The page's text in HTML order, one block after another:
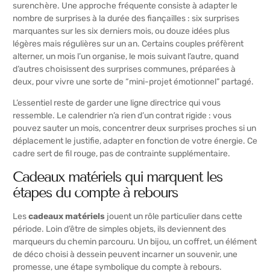
surenchère. Une approche fréquente consiste à adapter le
nombre de surprises à la durée des fiançailles : six surprises
marquantes sur les six derniers mois, ou douze idées plus
légères mais régulières sur un an. Certains couples préfèrent
alterner, un mois l’un organise, le mois suivant l’autre, quand
d’autres choisissent des surprises communes, préparées à
deux, pour vivre une sorte de “mini-projet émotionnel” partagé.
L’essentiel reste de garder une ligne directrice qui vous
ressemble. Le calendrier n’a rien d’un contrat rigide : vous
pouvez sauter un mois, concentrer deux surprises proches si un
déplacement le justifie, adapter en fonction de votre énergie. Ce
cadre sert de fil rouge, pas de contrainte supplémentaire.
Cadeaux matériels qui marquent les
étapes du compte à rebours
Lescadeaux matériels jouent un rôle particulier dans cette
période. Loin d’être de simples objets, ils deviennent des
marqueurs du chemin parcouru. Un bijou, un coffret, un élément
de déco choisi à dessein peuvent incarner un souvenir, une
promesse, une étape symbolique du compte à rebours.